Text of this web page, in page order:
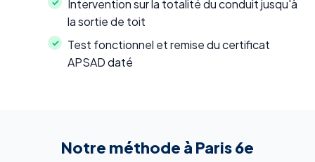
Intervention sur la totalité du conduit jusqu'à
la sortie de toit
Test fonctionnel et remise du certificat
APSAD daté
Notre méthode à Paris 6e